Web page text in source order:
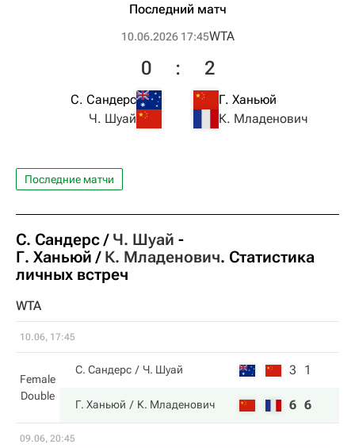
Последний матч
10.06.2026 17:45WTA
С. Сандерс
Ч. Шуай
0 : 2
Г. Ханьюй
К. Младенович
Последние матчи
С. Сандерс Ч. Шуай -
Г. Ханьюй
К. Младенович. Статистика
личных встреч
WTA
10.06, 17:45
Female
Double
С. Сандерс Ч. Шуай 3 1
Г. Ханьюй К. Младенович 6 6
09.06, 20:45